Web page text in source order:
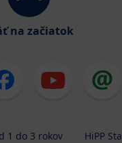
na začiatok
1 do 3 rokov HiPP